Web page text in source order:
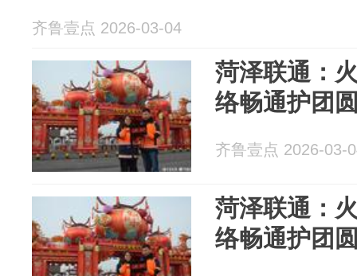
齐鲁壹点 2026-03-04
菏泽联通：
络畅通护团
齐鲁壹点 2026-03-
菏泽联通：
络畅通护团